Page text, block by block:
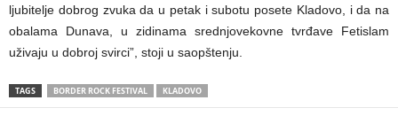
ljubitelje dobrog zvuka da u petak i subotu posete Kladovo, i da na
obalama Dunava, u zidinama srednjovekovne tvrđave Fetislam
uživaju u dobroj svirci”, stoji u saopštenju.
TAGS BORDER ROCK FESTIVAL KLADOVO